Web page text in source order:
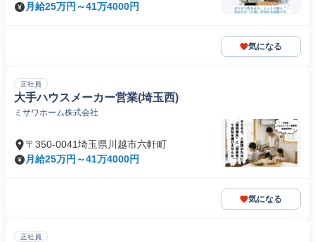
月給25万円～41万4000円
気になる
正社員
大手ハウスメーカー営業(埼玉西)
ミサワホーム株式会社
〒350-0041埼玉県川越市六軒町
月給25万円～41万4000円
気になる
正社員